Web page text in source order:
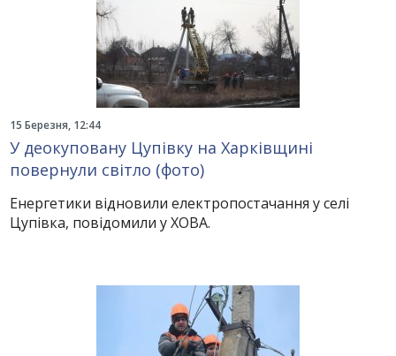
15 Березня, 12:44
У деокуповану Цупівку на Харківщині
повернули світло (фото)
Енергетики відновили електропостачання у селі
Цупівка, повідомили у ХОВА.